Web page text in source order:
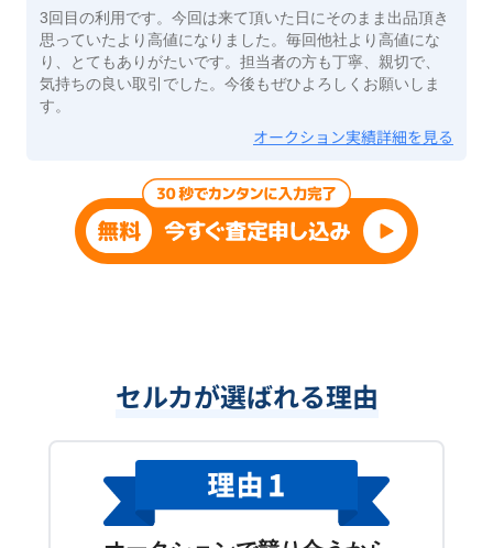
3回目の利用です。今回は来て頂いた日にそのまま出品頂き
思っていたより高値になりました。毎回他社より高値にな
り、とてもありがたいです。担当者の方も丁寧、親切で、
気持ちの良い取引でした。今後もぜひよろしくお願いしま
す。
オークション実績詳細を見る
セルカが選ばれる理由